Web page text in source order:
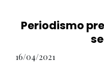
Periodismo
16/04/2021